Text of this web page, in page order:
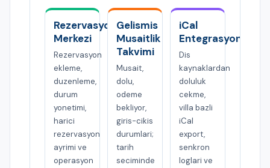
Rezervasyon
Merkezi
Rezervasyon
ekleme,
duzenleme,
durum
yonetimi,
harici
rezervasyon
ayrimi ve
operasyon
Gelismis
Musaitlik
Takvimi
Musait,
dolu,
odeme
bekliyor,
giris-cikis
durumlari;
tarih
seciminde
iCal
Entegrasyonu
Dis
kaynaklardan
doluluk
cekme,
villa bazli
iCal
export,
senkron
loglari ve